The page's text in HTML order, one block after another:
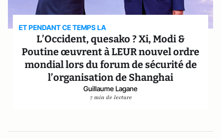
ET PENDANT CE TEMPS LA
L’Occident, quesako ? Xi, Modi &
Poutine œuvrent à LEUR nouvel ordre
mondial lors du forum de sécurité de
l’organisation de Shanghai
Guillaume Lagane
7 min de lecture